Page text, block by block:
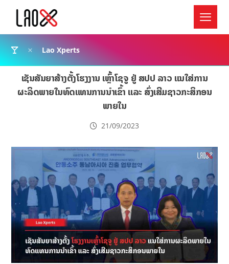
Lao Xperts
ເຊັນສັນຍາສ້າງຕັ້ງໂຮງງານ ເຫຼົ້າໂຊຈູ ຢູ່ ສປປ ລາວ ແນໃສ່ການ
ຜະລິດພາຍໃນທົດແທນການນຳເຂົ້າ ແລະ ສົ່ງເສີມຊາວກະສິກອນ
ພາຍໃນ
21/09/2023